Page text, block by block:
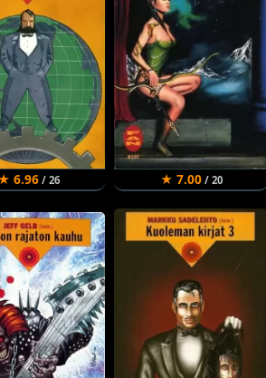
6.96/ 26 ★ 7.00/ 20